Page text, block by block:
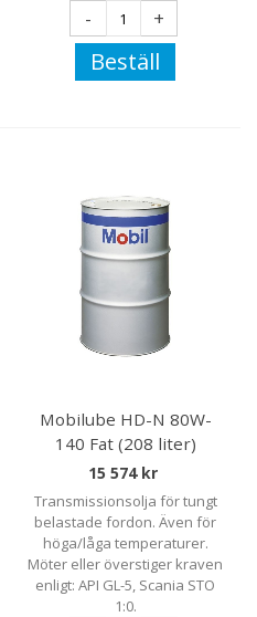
- +
Beställ
Mobilube HD-N 80W-
140 Fat (208 liter)
15 574 kr
Transmissionsolja för tungt
belastade fordon. Även för
höga/låga temperaturer.
Möter eller överstiger kraven
enligt: API GL-5, Scania STO
1:0.